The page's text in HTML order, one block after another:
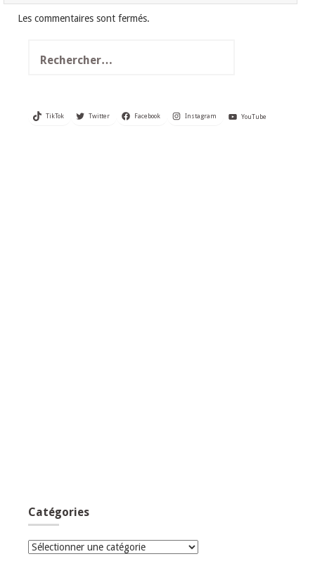
Les commentaires sont fermés.
TikTok Twitter Facebook Instagram YouTube
Catégories
Catégories